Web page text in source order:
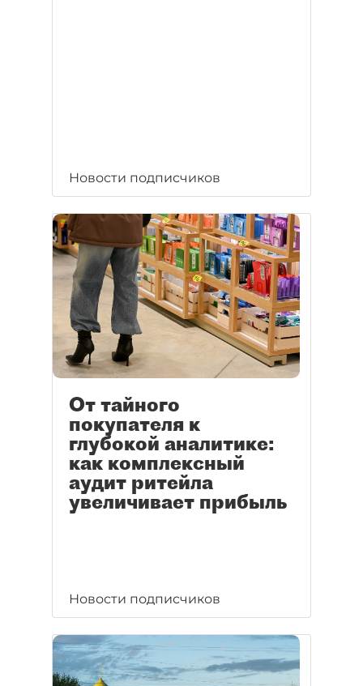
Новости подписчиков
От тайного
покупателя к
глубокой аналитике:
как комплексный
аудит ритейла
увеличивает прибыль
Новости подписчиков